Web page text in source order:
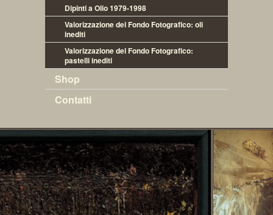
Dipinti a Olio 1979-1998
Valorizzazione del Fondo Fotografico: oli
inediti
Valorizzazione del Fondo Fotografico:
pastelli inediti
Shop
Contatti